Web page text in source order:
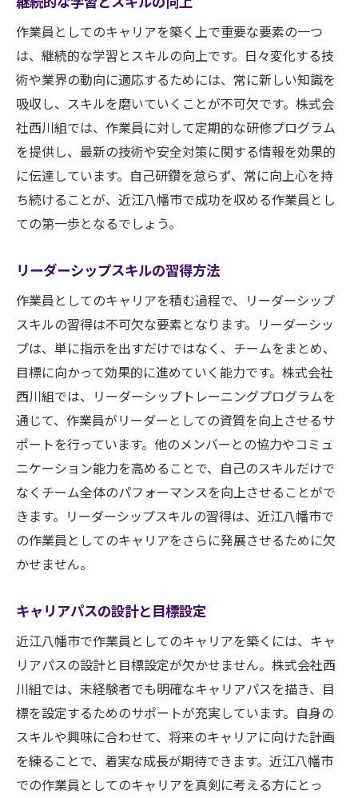
作業員としてのキャリアを築く上で重要な要素の一つ
は、継続的な学習とスキルの向上です。日々変化する技
術や業界の動向に適応するためには、常に新しい知識を
吸収し、スキルを磨いていくことが不可欠です。株式会
社西川組では、作業員に対して定期的な研修プログラム
を提供し、最新の技術や安全対策に関する情報を効果的
に伝達しています。自己研鑽を怠らず、常に向上心を持
ち続けることが、近江八幡市で成功を収める作業員とし
ての第一歩となるでしょう。
リーダーシップスキルの習得方法
作業員としてのキャリアを積む過程で、リーダーシップ
スキルの習得は不可欠な要素となります。リーダーシッ
プは、単に指示を出すだけではなく、チームをまとめ、
目標に向かって効果的に進めていく能力です。株式会社
西川組では、リーダーシップトレーニングプログラムを
通じて、作業員がリーダーとしての資質を向上させるサ
ポートを行っています。他のメンバーとの協力やコミュ
ニケーション能力を高めることで、自己のスキルだけで
なくチーム全体のパフォーマンスを向上させることがで
きます。リーダーシップスキルの習得は、近江八幡市で
の作業員としてのキャリアをさらに発展させるために欠
かせません。
キャリアパスの設計と目標設定
近江八幡市で作業員としてのキャリアを築くには、キャ
リアパスの設計と目標設定が欠かせません。株式会社西
川組では、未経験者でも明確なキャリアパスを描き、目
標を設定するためのサポートが充実しています。自身の
スキルや興味に合わせて、将来のキャリアに向けた計画
を練ることで、着実な成長が期待できます。近江八幡市
での作業員としてのキャリアを真剣に考える方にとっ